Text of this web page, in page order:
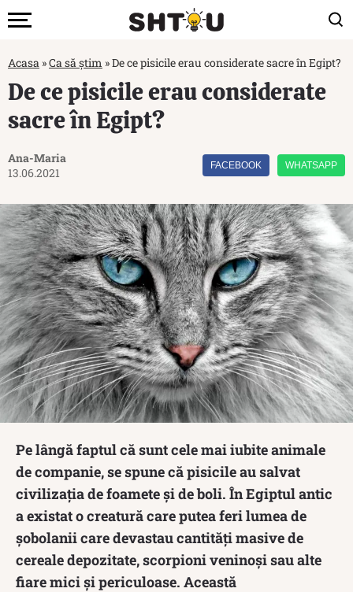
Acasa »Ca să știm »De ce pisicile erau considerate sacre în Egipt?
De ce pisicile erau considerate
sacre în Egipt?
Ana-Maria
13.06.2021
FACEBOOK WHATSAPP
Pe lângă faptul că sunt cele mai iubite animale
de companie, se spune că pisicile au salvat
civilizația de foamete și de boli. În Egiptul antic
a existat o creatură care putea feri lumea de
șobolanii care devastau cantități masive de
cereale depozitate, scorpioni veninoși sau alte
fiare mici și periculoase. Această